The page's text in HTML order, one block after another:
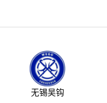
无锡吴钩